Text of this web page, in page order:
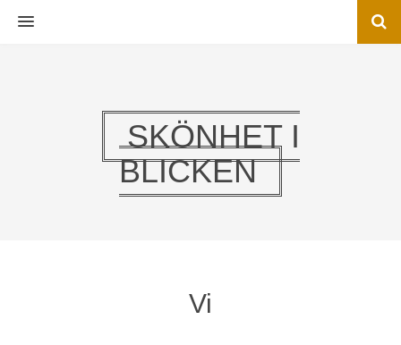
MENU
SKÖNHET I
BLICKEN
Vi